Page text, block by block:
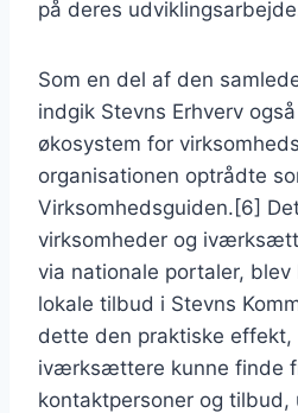
på deres
Som en del af den
indgik Stevns Erhverv
økosystem for
organisationen optrådte
Virksomhedsguiden.[6]
virksomheder og
via nationale portaler,
lokale tilbud i Stevns
dette den praktiske
iværksættere kunne finde
kontaktpersoner og